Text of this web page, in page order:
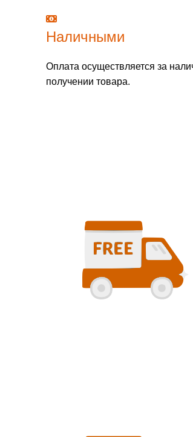
Наличными
Оплата осуществляется за
получении товара.